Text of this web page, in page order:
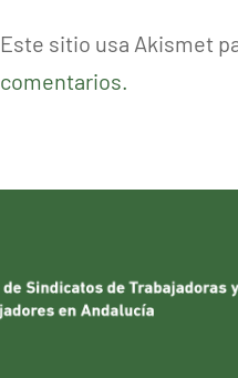
Este sitio usa Akismet
comentarios.